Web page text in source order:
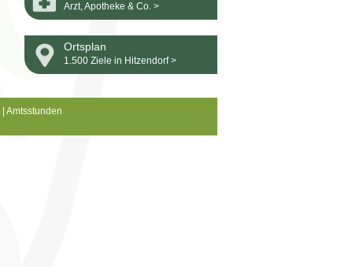
Arzt, Apotheke & Co. >
Ortsplan
1.500 Ziele in Hitzendorf >
Amtsstunden